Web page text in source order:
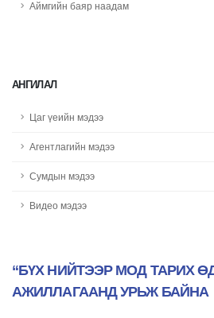
Аймгийн баяр наадам
АНГИЛАЛ
Цаг үеийн мэдээ
Агентлагийн мэдээ
Сумдын мэдээ
Видео мэдээ
“БҮХ НИЙТЭЭР МОД ТАРИХ
АЖИЛЛАГААНД УРЬЖ БАЙНА